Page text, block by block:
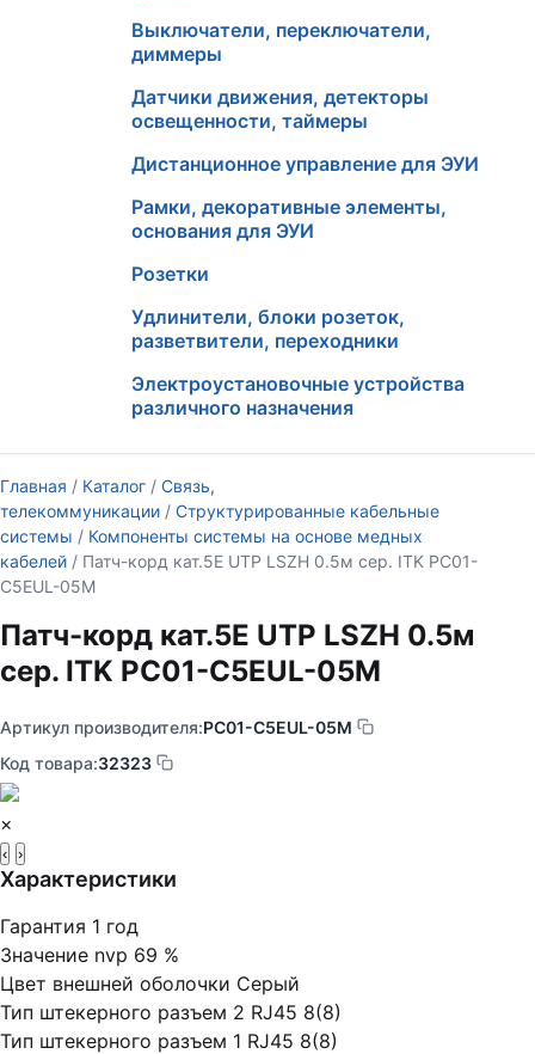
Выключатели, переключатели,
диммеры
Датчики движения, детекторы
освещенности, таймеры
Дистанционное управление для ЭУИ
Рамки, декоративные элементы,
основания для ЭУИ
Розетки
Удлинители, блоки розеток,
разветвители, переходники
Электроустановочные устройства
различного назначения
Главная / Каталог / Связь,
телекоммуникации / Структурированные кабельные
системы / Компоненты системы на основе медных
кабелей / Патч-корд кат.5E UTP LSZH 0.5м сер. ITK PC01-
C5EUL-05M
Патч-корд кат.5E UTP LSZH 0.5м
сер. ITK PC01-C5EUL-05M
Артикул производителя:PC01-C5EUL-05M
Код товара:32323
×
‹ ›
Характеристики
Гарантия 1 год
Значение nvp 69 %
Цвет внешней оболочки Серый
Тип штекерного разъем 2 RJ45 8(8)
Тип штекерного разъем 1 RJ45 8(8)